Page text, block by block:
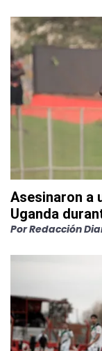
Asesinaron a
Uganda
PorRedacción